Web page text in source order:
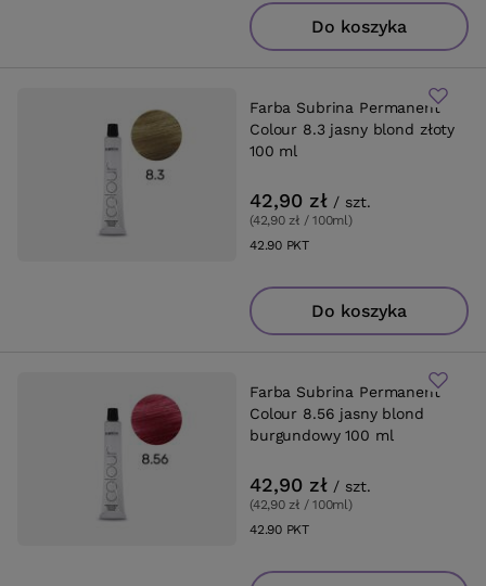
Do koszyka
Farba Subrina Permanent
Colour 8.3 jasny blond złoty
100 ml
42,90 zł / szt.
(42,90 zł / 100ml)
42.90PKTpunktów
Do koszyka
Farba Subrina Permanent
Colour 8.56 jasny blond
burgundowy 100 ml
42,90 zł / szt.
(42,90 zł / 100ml)
42.90PKTpunktów